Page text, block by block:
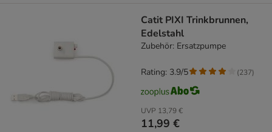
Catit PIXI Trinkbrunnen,
Edelstahl
Zubehör: Ersatzpumpe
UVP 13,79 €
11,99 €
Rating: 3.9/5 (237)